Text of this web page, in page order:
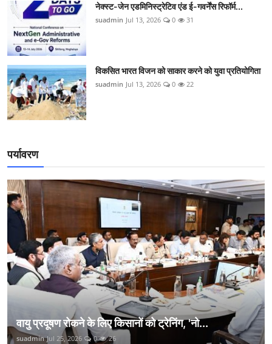
नेक्स्ट-जेन एडमिनिस्ट्रेटिव एंड ई-गवर्नेंस रिफॉर्म...
suadmin Jul 13, 2026 0 31
विकसित भारत विजन को साकार करने को युवा प्रतियोगिता
suadmin Jul 13, 2026 0 22
पर्यावरण
वायु प्रदूषण रोकने के लिए किसानों को ट्रेनिंग, 'नो...
suadmin Jul 25, 2026 0 26